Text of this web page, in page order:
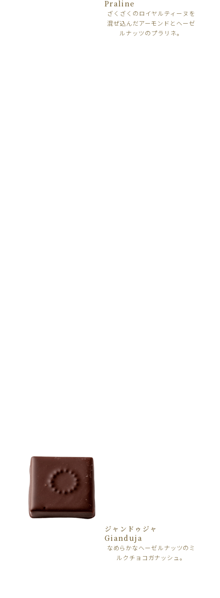
Praline
ざくざくのロイヤルティーヌを
混ぜ込んだアーモンドとヘーゼ
ルナッツのプラリネ。
ジャンドゥジャ
Gianduja
なめらかなヘーゼルナッツのミ
ルクチョコガナッシュ。